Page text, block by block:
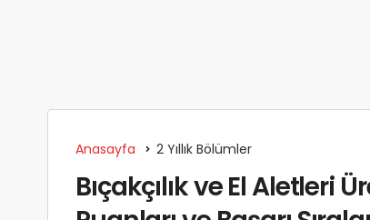
Anasayfa 2 Yıllık Bölümler
Bıçakçılık ve El Aletleri